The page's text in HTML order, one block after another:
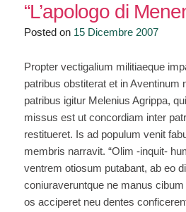
“L’apologo di
Posted on 15 Dicembre 2007
Propter vectigalium militiaeque
patribus obstiterat et in Aventinum
patribus igitur Melenius Agrippa,
missus est ut concordiam inter
restitueret. Is ad populum venit
membris narravit. “Olim -inquit-
ventrem otiosum putabant, ab eo
coniuraveruntque ne manus
os acciperet neu dentes